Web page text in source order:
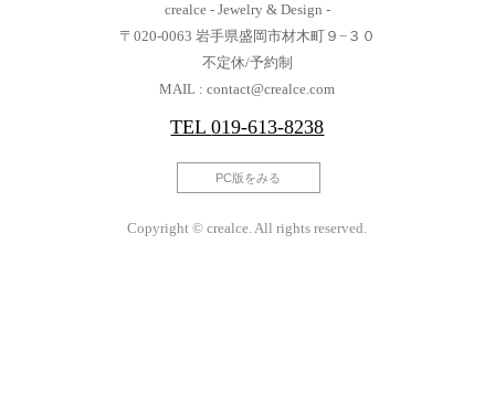
crealce - Jewelry & Design -
〒020-0063 岩手県盛岡市材木町９−３０
不定休/予約制
MAIL : contact@crealce.com
TEL019-613-8238
PC版をみる
Copyright © crealce. All rights reserved.